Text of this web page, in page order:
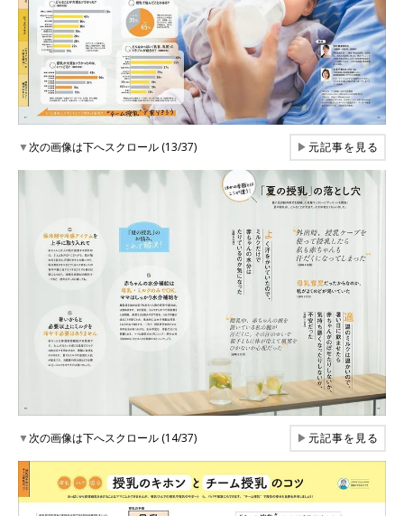
▼次の画像は下へスクロール (13/37) ▶元記事を見る
▼次の画像は下へスクロール (14/37) ▶元記事を見る